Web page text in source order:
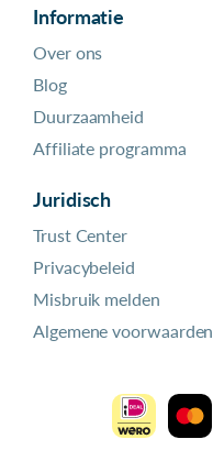
Informatie
Over ons
Blog
Duurzaamheid
Affiliate programma
Juridisch
Trust Center
Privacybeleid
Misbruik melden
Algemene voorwaarden